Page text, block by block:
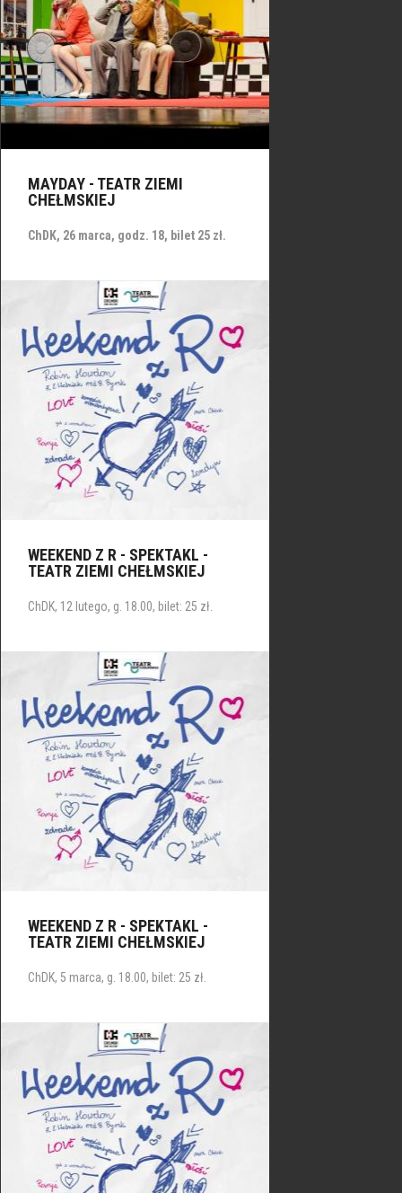
MAYDAY - TEATR ZIEMI
CHEŁMSKIEJ
ChDK, 26 marca, godz. 18, bilet 25 zł.
WEEKEND Z R - SPEKTAKL -
TEATR ZIEMI CHEŁMSKIEJ
ChDK, 12 lutego, g. 18.00, bilet: 25 zł.
WEEKEND Z R - SPEKTAKL -
TEATR ZIEMI CHEŁMSKIEJ
ChDK, 5 marca, g. 18.00, bilet: 25 zł.